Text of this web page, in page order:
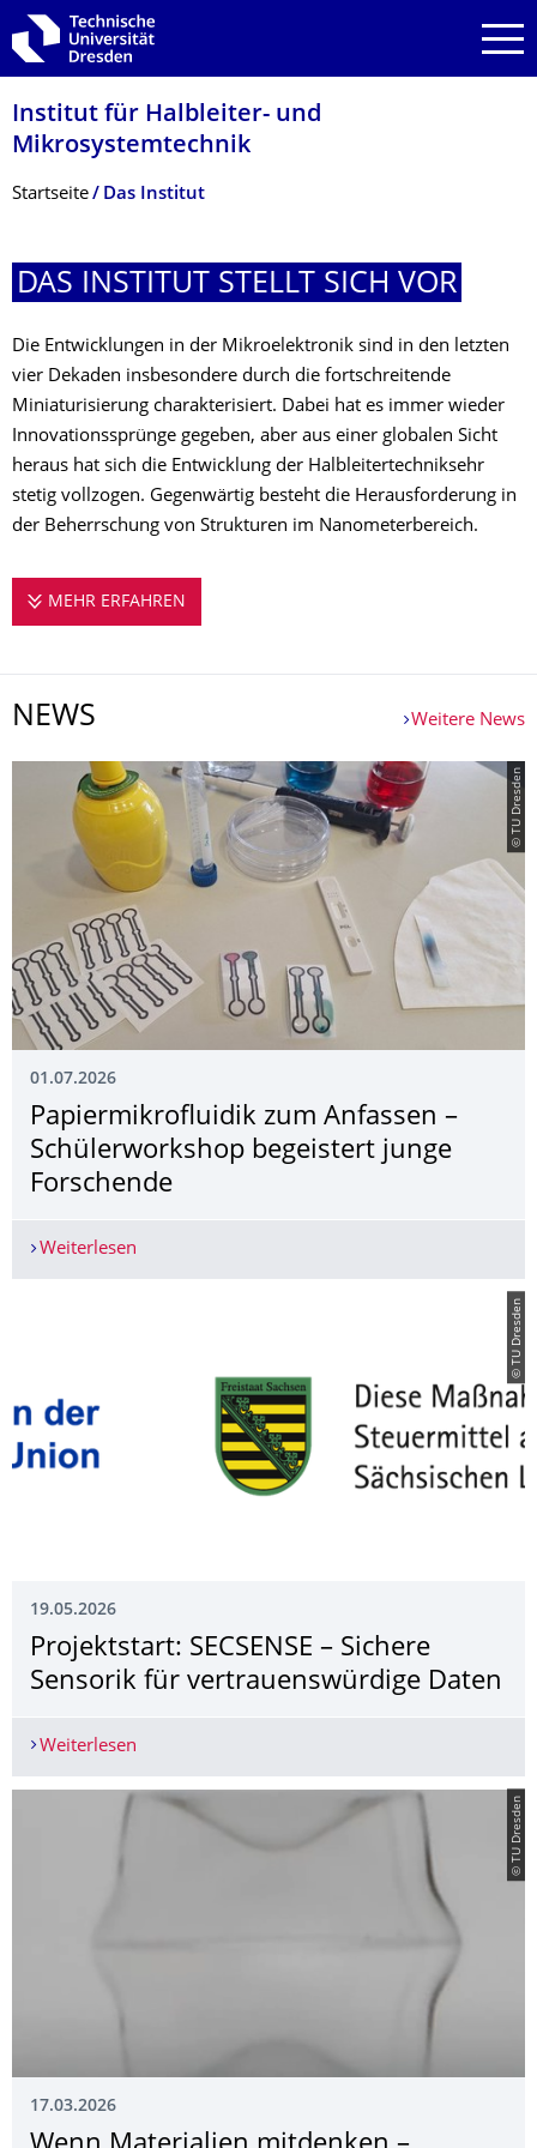
Zur Hauptnavigation springen
Zur Suche springen
Zum Inhalt springen
Institut für Halbleiter- und
Mikrosystemtechnik
Breadcrumb-Menü
Startseite Das Institut
DAS INSTITUT STELLT SICH VOR
Die Entwicklungen in der Mikroelektronik sind in den letzten
vier Dekaden insbesondere durch die fortschreitende
Miniaturisierung charakterisiert. Dabei hat es immer wieder
Innovationssprünge gegeben, aber aus einer globalen Sicht
heraus hat sich die Entwicklung der Halbleitertechniksehr
stetig vollzogen. Gegenwärtig besteht die Herausforderung in
der Beherrschung von Strukturen im Nanometerbereich.
MEHR ERFAHREN
NEWS Weitere News
© TU Dresden
01.07.2026
Papiermikrofluidik zum Anfassen –
Schülerworkshop begeistert junge
Forschende
Weiterlesen
© TU Dresden
19.05.2026
Projektstart: SECSENSE – Sichere
Sensorik für vertrauenswürdige Daten
Weiterlesen
© TU Dresden
17.03.2026